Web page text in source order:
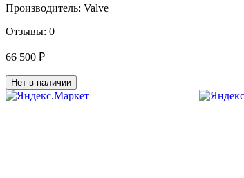
Производитель: Valve
Отзывы: 0
66 500 ₽
Нет в наличии